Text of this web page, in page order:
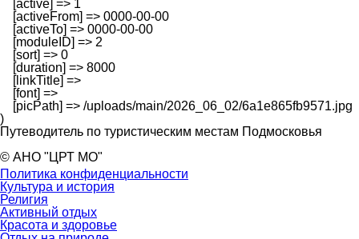
    [active] => 1
    [activeFrom] => 0000-00-00
    [activeTo] => 0000-00-00
    [moduleID] => 2
    [sort] => 0
    [duration] => 8000
    [linkTitle] =>
    [font] =>
    [picPath] => /uploads/main/2026_06_02/6a1e865fb9571.jpg
Путеводитель по туристическим местам Подмосковья
© АНО "ЦРТ МО"
Политика конфиденциальности
Культура и история
Религия
Активный отдых
Красота и здоровье